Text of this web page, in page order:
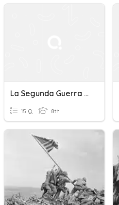
La Segunda Guerra Mundial
15 Q 8th